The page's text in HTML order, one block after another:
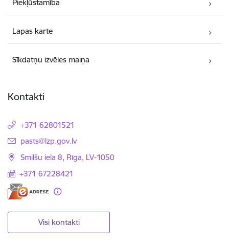
Piekļūstamība
Lapas karte
Sīkdatņu izvēles maiņa
Kontakti
+371 62801521
E-pasts:
pasts@lzp.gov.lv
Smilšu iela 8, Rīga, LV-1050
+371 67228421
Visi kontakti